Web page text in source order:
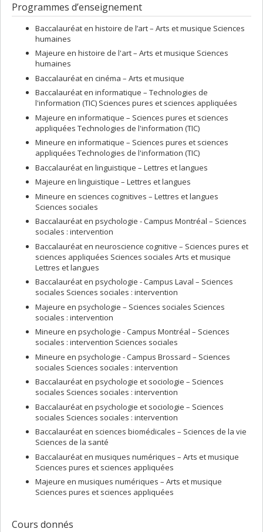
Programmes d’enseignement
Baccalauréat en histoire de l’art – Arts et musique Sciences
humaines
Majeure en histoire de l'art – Arts et musique Sciences
humaines
Baccalauréat en cinéma – Arts et musique
Baccalauréat en informatique – Technologies de
l'information (TIC) Sciences pures et sciences appliquées
Majeure en informatique – Sciences pures et sciences
appliquées Technologies de l'information (TIC)
Mineure en informatique – Sciences pures et sciences
appliquées Technologies de l'information (TIC)
Baccalauréat en linguistique – Lettres et langues
Majeure en linguistique – Lettres et langues
Mineure en sciences cognitives – Lettres et langues
Sciences sociales
Baccalauréat en psychologie - Campus Montréal – Sciences
sociales : intervention
Baccalauréat en neuroscience cognitive – Sciences pures et
sciences appliquées Sciences sociales Arts et musique
Lettres et langues
Baccalauréat en psychologie - Campus Laval – Sciences
sociales Sciences sociales : intervention
Majeure en psychologie – Sciences sociales Sciences
sociales : intervention
Mineure en psychologie - Campus Montréal – Sciences
sociales : intervention Sciences sociales
Mineure en psychologie - Campus Brossard – Sciences
sociales Sciences sociales : intervention
Baccalauréat en psychologie et sociologie – Sciences
sociales Sciences sociales : intervention
Baccalauréat en psychologie et sociologie – Sciences
sociales Sciences sociales : intervention
Baccalauréat en sciences biomédicales – Sciences de la vie
Sciences de la santé
Baccalauréat en musiques numériques – Arts et musique
Sciences pures et sciences appliquées
Majeure en musiques numériques – Arts et musique
Sciences pures et sciences appliquées
Cours donnés